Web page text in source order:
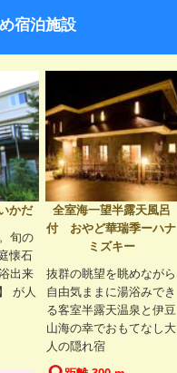
宿泊施設
かだ
旬の
懐石
出来
が人
全室海一望半露天風呂
付 おやど華瑞季ーハナ
ミズキー
抜群の眺望を眺めながら
自由気ままに湯浴みでき
る客室半露天温泉と伊豆
山海の幸でおもてなし大
人の隠れ宿